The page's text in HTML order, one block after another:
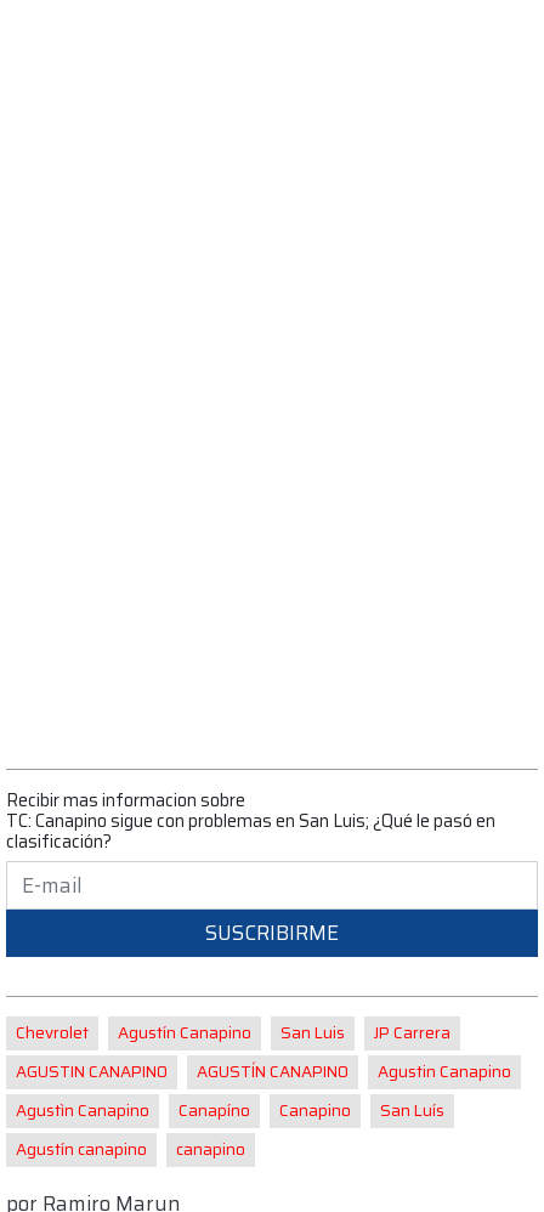
Recibir mas informacion sobre
TC: Canapino sigue con problemas en San Luis; ¿Qué le pasó en
clasificación?
SUSCRIBIRME
Chevrolet Agustín Canapino San Luis
JP Carrera
AGUSTIN CANAPINO
AGUSTÍN CANAPINO
Agustin Canapino
Agustìn Canapino
Canapíno Canapino
San Luís
Agustín canapino
canapino
por Ramiro Marun